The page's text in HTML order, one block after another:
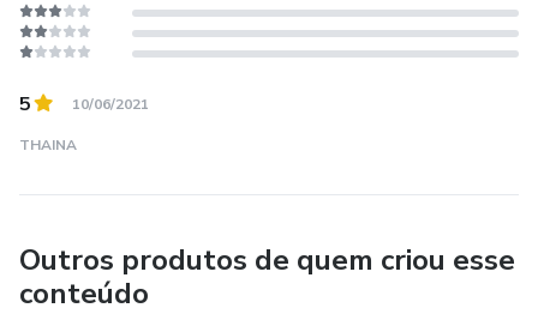
5 10/06/2021
THAINA
Outros produtos de quem criou esse
conteúdo